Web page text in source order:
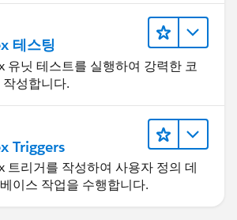
=prdGrpChild.Id;
=
r.Id
=
;
테스팅
유닛 테스트를 실행하여 강력한 코
작성합니다.
Triggers
트리거를 작성하여 사용자 정의 데
이스 작업을 수행합니다.